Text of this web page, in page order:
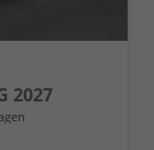
2027